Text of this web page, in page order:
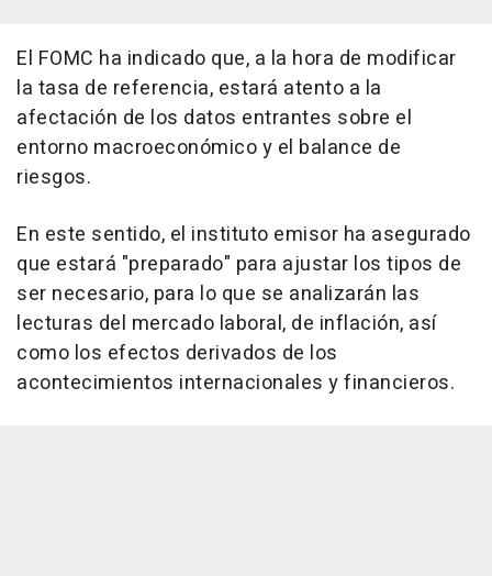
El FOMC ha indicado que, a la hora de modificar
la tasa de referencia, estará atento a la
afectación de los datos entrantes sobre el
entorno macroeconómico y el balance de
riesgos.
En este sentido, el instituto emisor ha asegurado
que estará "preparado" para ajustar los tipos de
ser necesario, para lo que se analizarán las
lecturas del mercado laboral, de inflación, así
como los efectos derivados de los
acontecimientos internacionales y financieros.